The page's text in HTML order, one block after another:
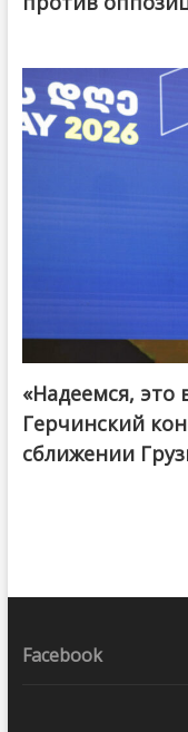
«Надеемся, это
Герчинский
сближении
Facebook